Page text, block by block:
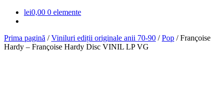
lei0,00 0 elemente
Prima pagină /Viniluri ediții originale anii 70-90 /Pop /Françoise
Hardy – Françoise Hardy Disc VINIL LP VG